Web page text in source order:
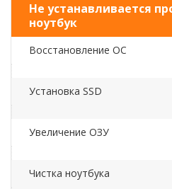
Не устанавливается
ноутбук
Восстановление ОС
Установка SSD
Увеличение ОЗУ
Чистка ноутбука